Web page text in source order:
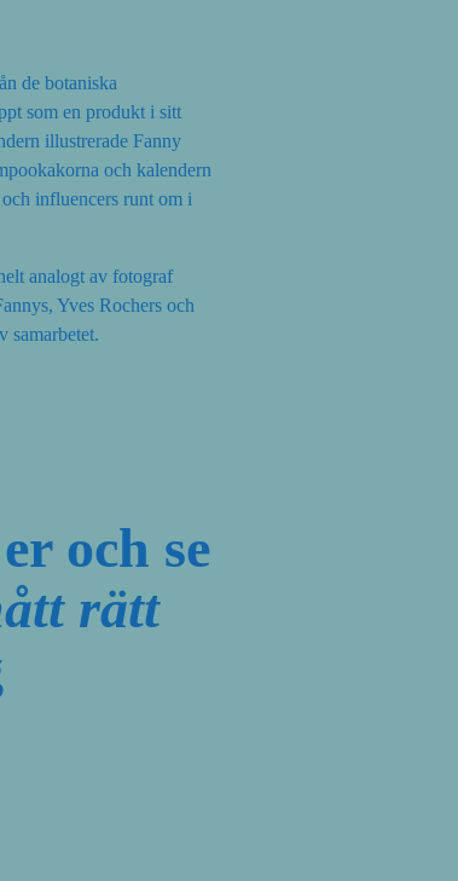
de botaniska
som en produkt i sitt
illustrerade Fanny
och kalendern
influencers runt om i
analogt av fotograf
Yves Rochers och
samarbetet.
och se
rätt